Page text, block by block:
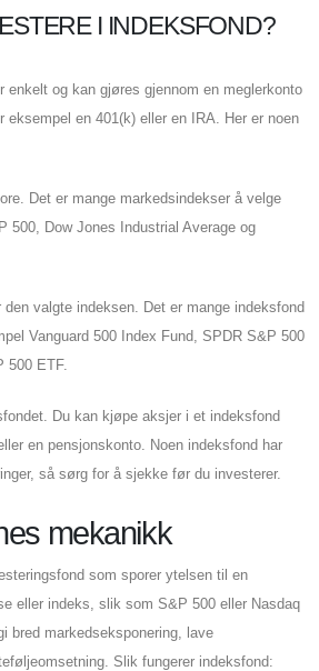
I INDEKSFOND?
enkelt og kan gjøres gjennom en meglerkonto
eksempel en 401(k) eller en IRA. Her er noen
Det er mange markedsindekser å velge
500, Dow Jones Industrial Average og
valgte indeksen. Det er mange indeksfond
Vanguard 500 Index Fund, SPDR S&P 500
500 ETF.
Du kan kjøpe aksjer i et indeksfond
en pensjonskonto. Noen indeksfond har
så sørg for å sjekke før du investerer.
mekanikk
som sporer ytelsen til en
eller indeks, slik som S&P 500 eller Nasdaq
bred markedseksponering, lave
Slik fungerer indeksfond: